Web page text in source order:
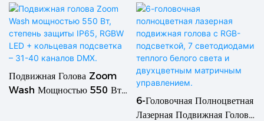
Подвижная Голова Zoom
Wash Мощностью 550 Вт,
6-Головочная Полноцветная
Лазерная Подвижная Голова